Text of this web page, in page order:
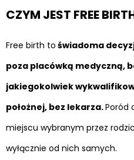
CZYM JEST FREE
Free birth to świadoma
poza placówką medyczną,
jakiegokolwiek
położnej, bez lekarza.Poród
miejscu wybranym przez
wyłącznie od nich samych.